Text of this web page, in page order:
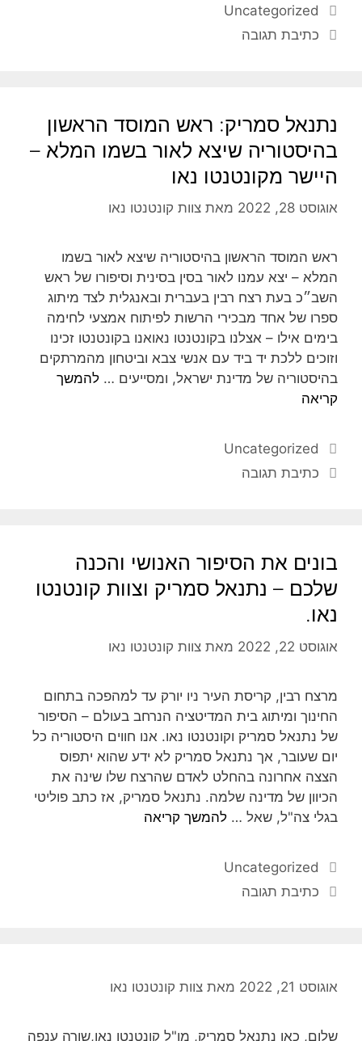
Uncategorized
כתיבת תגובה
נתנאל סמריק: ראש המוסד הראשון
בהיסטוריה שיצא לאור בשמו המלא –
היישר מקונטנטו נאו
אוגוסט 28, 2022 מאת צוות קונטנטו נאו
ראש המוסד הראשון בהיסטוריה שיצא לאור בשמו
המלא – יצא עמנו לאור בסין בסינית וסיפורו של ראש
השב״כ בעת רצח רבין בעברית ובאנגלית לצד מיתוג
ספרו של אחד מבכירי הרשות לפיתוח אמצעי לחימה
בימים אילו – אצלנו בקונטנטו נאואנו בקונטנטו זכינו
וזוכים ללכת יד ביד עם אנשי צבא וביטחון מהמרתקים
בהיסטוריה של מדינת ישראל, ומסייעים … להמשך
קריאה
Uncategorized
כתיבת תגובה
בונים את הסיפור האנושי והכנה
שלכם – נתנאל סמריק וצוות קונטנטו
נאו.
אוגוסט 22, 2022 מאת צוות קונטנטו נאו
מרצח רבין, קריסת העיר ניו יורק עד למהפכה בתחום
החינוך ומיתוג בית המדיטציה הנרחב בעולם – הסיפור
של נתנאל סמריק וקונטנטו נאו. אנו חווים היסטוריה כל
יום שעובר, אך נתנאל סמריק לא ידע שהוא יתפוס
הצצה אחרונה בהחלט לאדם שהרצח שלו שינה את
הכיוון של מדינה שלמה. נתנאל סמריק, אז כתב פוליטי
בגלי צה"ל, שאל … להמשך קריאה
Uncategorized
כתיבת תגובה
אוגוסט 21, 2022 מאת צוות קונטנטו נאו
שלום, כאן נתנאל סמריק, מו"ל קונטנטו נאו,שורה ענפה